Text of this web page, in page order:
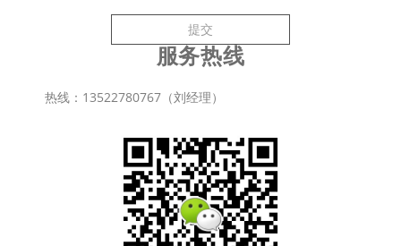
提交
服务热线
热线：13522780767（刘经理）